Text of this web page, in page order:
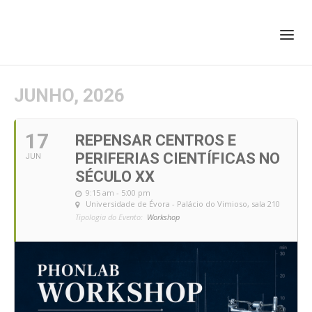
JUNHO, 2026
17
JUN
REPENSAR CENTROS E
PERIFERIAS CIENTÍFICAS NO
SÉCULO XX
9:15 am - 5:00 pm
Universidade de Évora - Palácio do Vimioso, sala 210
Tipologia do Evento: Workshop